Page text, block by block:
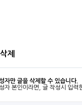
제
자만 글을 삭제할 수 있습니다.
자 본인이라면, 글 작성시 입력